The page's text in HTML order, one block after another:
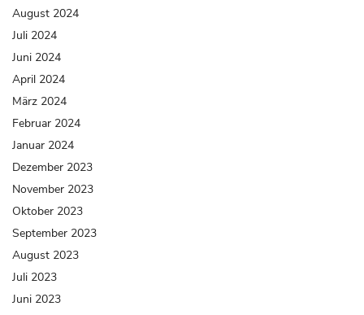
August 2024
Juli 2024
Juni 2024
April 2024
März 2024
Februar 2024
Januar 2024
Dezember 2023
November 2023
Oktober 2023
September 2023
August 2023
Juli 2023
Juni 2023